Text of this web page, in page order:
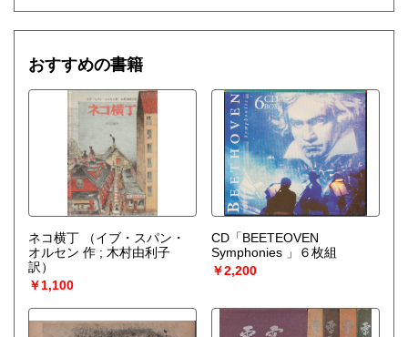
おすすめの書籍
ネコ横丁
（イブ・スパン・
オルセン 作 ; 木村由利子
訳）
￥1,100
CD「BEETEOVEN
Symphonies 」６枚組
￥2,200